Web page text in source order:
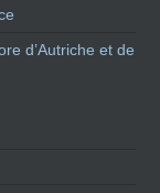
d’Autriche et de